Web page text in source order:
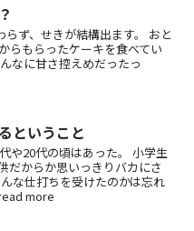
ず、せきが結構出ます。 おと
らもらったケーキを食べてい
なに甘さ控えめだったっ
ということ
や20代の頃はあった。 小学生
だからか思いっきりバカにさ
な仕打ちを受けたのかは忘れ
more